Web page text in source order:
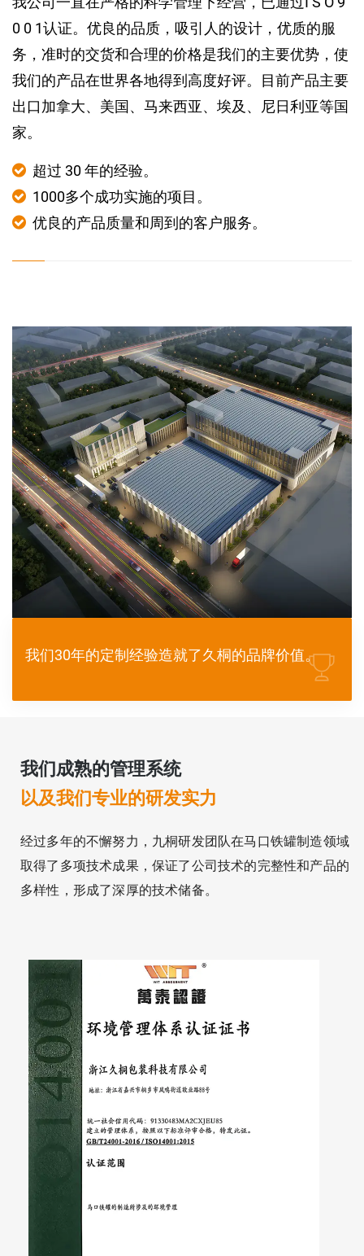
0 0 1认证。优良的品质，吸引人的设计，优质的服
务，准时的交货和合理的价格是我们的主要优势，使
我们的产品在世界各地得到高度好评。目前产品主要
出口加拿大、美国、马来西亚、埃及、尼日利亚等国
家。
超过 30 年的经验。
1000多个成功实施的项目。
优良的产品质量和周到的客户服务。
我们30年的定制经验造就了久桐的品牌价值。
我们成熟的管理系统
以及我们专业的研发实力
经过多年的不懈努力，九桐研发团队在马口铁罐制造领域
取得了多项技术成果，保证了公司技术的完整性和产品的
多样性，形成了深厚的技术储备。